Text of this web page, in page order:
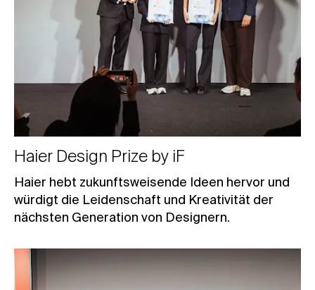
Haier Design Prize by iF
Haier hebt zukunftsweisende Ideen hervor und
würdigt die Leidenschaft und Kreativität der
nächsten Generation von Designern.